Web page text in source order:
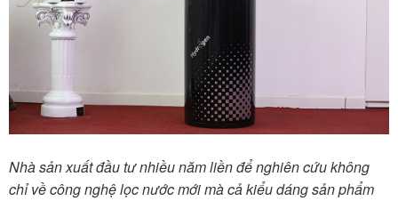
Nhà sản xuất đầu tư nhiều năm liền để nghiên cứu không
chỉ về công nghệ lọc nước mới mà cả kiểu dáng sản phẩm